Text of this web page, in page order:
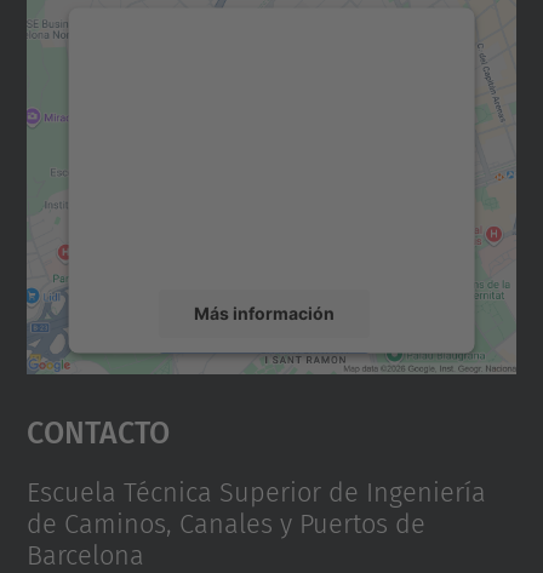
Más información
Aceptar
powered by
Contacto
Escuela Técnica Superior de Ingeniería
de Caminos, Canales y Puertos de
Barcelona